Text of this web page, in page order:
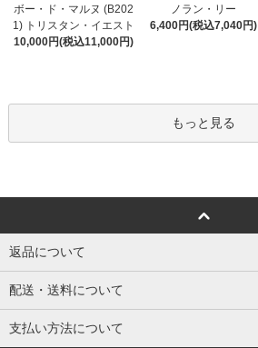
ボー・ド・マルヌ (B202
1) トリスタン・イエスト
10,000円(税込11,000円)
ノラン・リー
6,400円(税込7,040円)
もっと見る
返品について
配送・送料について
支払い方法について